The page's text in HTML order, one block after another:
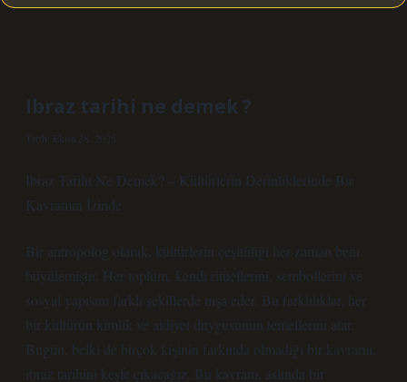
Ibraz tarihi ne demek ?
Tarih: Ekim 28, 2025
İbraz Tarihi Ne Demek? – Kültürlerin Derinliklerinde Bir
Kavramın İzinde
Bir antropolog olarak, kültürlerin çeşitliliği her zaman beni
büyülemiştir. Her toplum, kendi ritüellerini, sembollerini ve
sosyal yapısını farklı şekillerde inşa eder. Bu farklılıklar, her
bir kültürün kimlik ve aidiyet duygusunun temellerini atar.
Bugün, belki de birçok kişinin farkında olmadığı bir kavramı,
ibraz tarihini keşfe çıkacağız. Bu kavram, aslında bir